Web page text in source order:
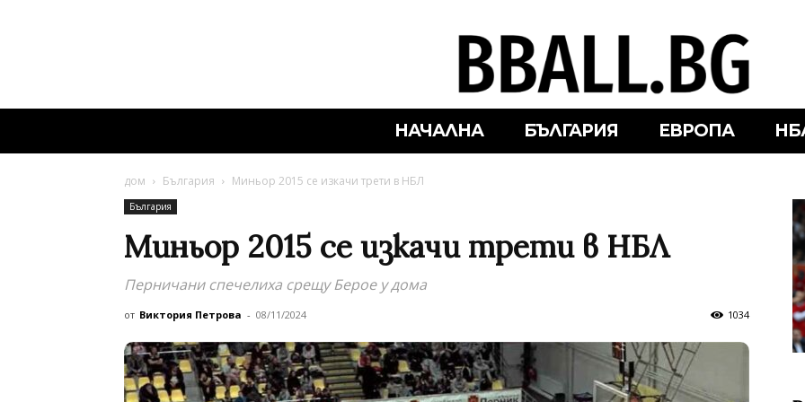
НАЧАЛНА БЪЛГАРИЯ ЕВРОПА
дом България Миньор 2015 се изкачи трети в НБЛ
България
Миньор 2015 се изкачи трети в НБЛ
Перничани спечелиха срещу Берое у дома
от Виктория Петрова - 08/11/2024 1034